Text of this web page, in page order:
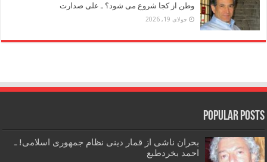
وطن از کجا شروع می شود؟ ـ علی صدارت
جولای 19, 2026
Popular Posts
بحران ناشی از قمار دینی نظام جمهوری اسلامی! ـ
احمد بخردطبع